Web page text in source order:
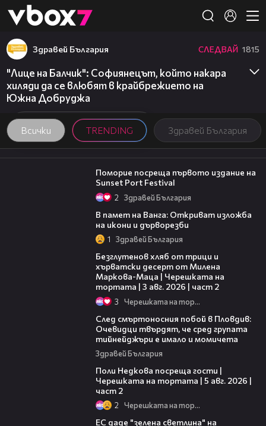
👾
Всички TRENDING Здравей България
Здравей България СЛЕДВАЙ 1815
"Лице на Балчик": Софиянецът, който накара
хиляди да се влюбят в крайбрежието на
Южна Добруджа
05:54
Поморие посреща първото издание на
Sunset Port Festival
2 Здравей България
В памет на Ванга: Откриват изложба
на икони и дърворезби
1 Здравей България
Безглутенов хляб от трици и
хърватски десерт от Милена
Маркова-Маца | Черешката на
тортата | 3 авг. 2026 | част 2
3 Черешката на тортата
След смъртоносния побой в Пловдив:
Очевидци твърдят, че сред групата
тийнейджъри е имало и момичета
Здравей България
Поли Недкова посреща гости |
Черешката на тортата | 5 авг. 2026 |
част 2
2 Черешката на тортата
ЕС даде "зелена светлина" на